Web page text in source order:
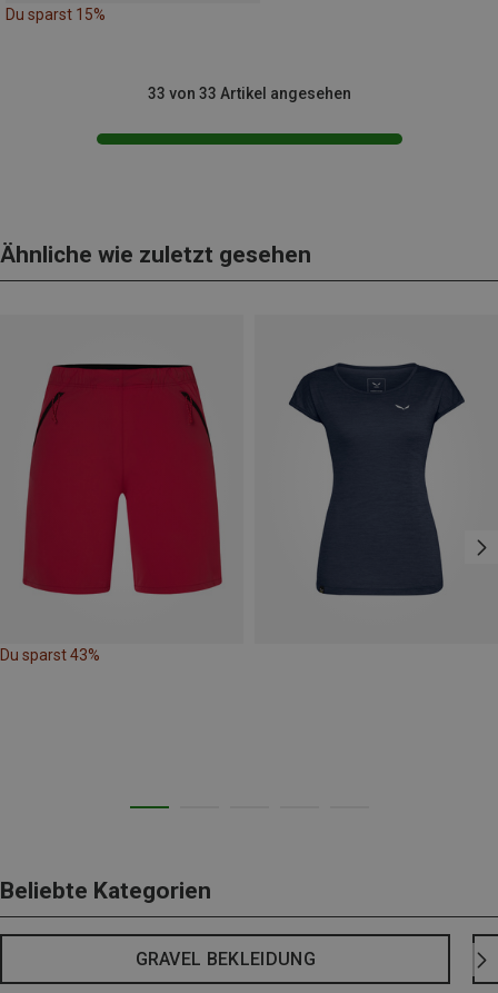
Du sparst 15%
33 von 33 Artikel angesehen
Ähnliche wie zuletzt gesehen
Du sparst 43%
Beliebte Kategorien
GRAVEL BEKLEIDUNG